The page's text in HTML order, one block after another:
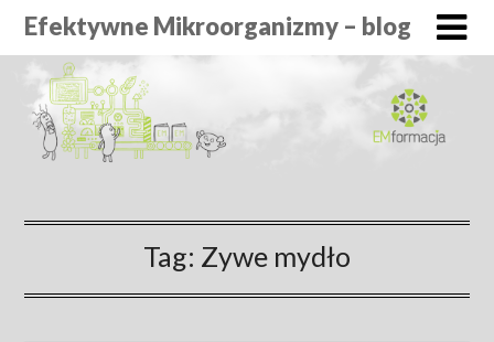
Efektywne Mikroorganizmy – blog
Tag: Zywe mydło